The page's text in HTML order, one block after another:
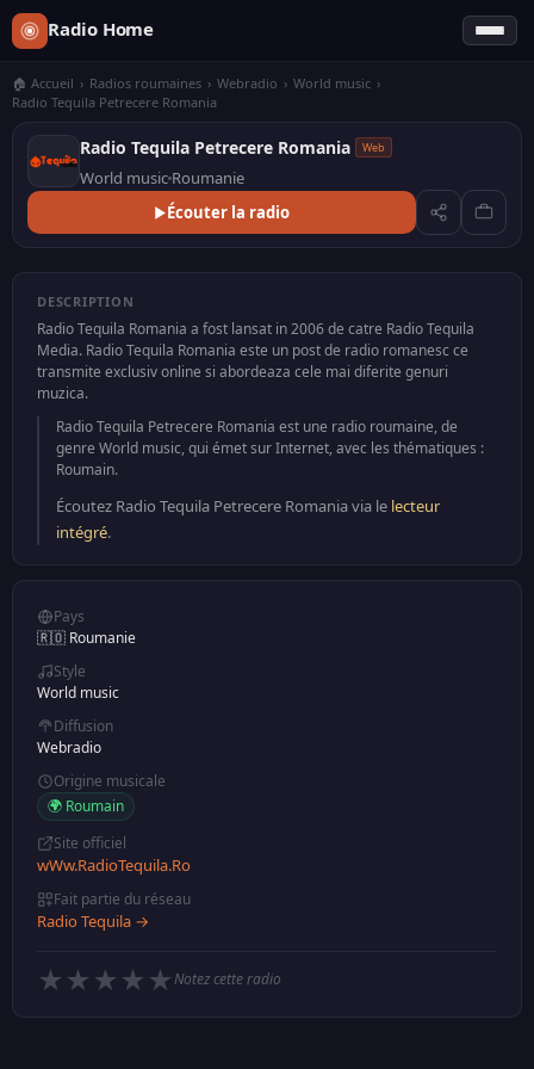
Radio Home
🏠 Accueil › Radios roumaines › Webradio › World music ›
Radio Tequila Petrecere Romania
Radio Tequila Petrecere Romania Web
World music Roumanie
Écouter la radio
DESCRIPTION
Radio Tequila Romania a fost lansat in 2006 de catre Radio Tequila
Media. Radio Tequila Romania este un post de radio romanesc ce
transmite exclusiv online si abordeaza cele mai diferite genuri
muzica.
Radio Tequila Petrecere Romania est une radio roumaine, de
genre World music, qui émet sur Internet, avec les thématiques :
Roumain.
Écoutez Radio Tequila Petrecere Romania via le lecteur
intégré.
Pays
🇷🇴 Roumanie
Style
World music
Diffusion
Webradio
Origine musicale
🌍 Roumain
Site officiel
wWw.RadioTequila.Ro
Fait partie du réseau
Radio Tequila →
★ ★ ★ ★ ★Notez cette radio